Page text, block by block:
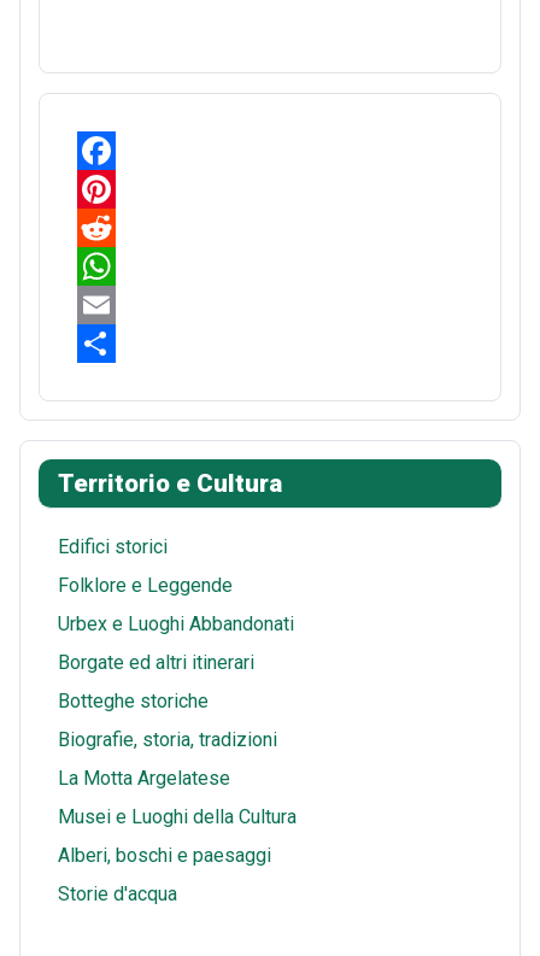
F
a
c
e
b
o
k
P
n
r
e
s
t
R
e
d
i
t
W
h
t
s
A
p
p
E
a
i
l
h
a
r
e
Territorio e Cultura
Edifici storici
Folklore e Leggende
Urbex e Luoghi Abbandonati
Borgate ed altri itinerari
Botteghe storiche
Biografie, storia, tradizioni
La Motta Argelatese
Musei e Luoghi della Cultura
Alberi, boschi e paesaggi
Storie d'acqua